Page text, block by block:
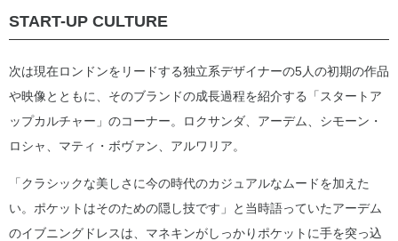
START-UP CULTURE
次は現在ロンドンをリードする独立系デザイナーの5人の初期の作品
や映像とともに、そのブランドの成長過程を紹介する「スタートア
ップカルチャー」のコーナー。ロクサンダ、アーデム、シモーン・
ロシャ、マティ・ボヴァン、アルワリア。
「クラシックな美しさに今の時代のカジュアルなムードを加えた
い。ポケットはそのための隠し技です」と当時語っていたアーデム
のイブニングドレスは、マネキンがしっかりポケットに手を突っ込